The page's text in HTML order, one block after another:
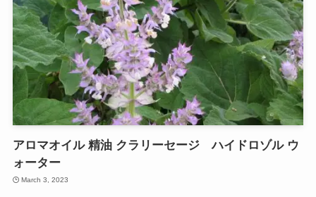
アロマオイル 精油 クラリーセージ ハイドロゾル ウ
ォーター
March 3, 2023